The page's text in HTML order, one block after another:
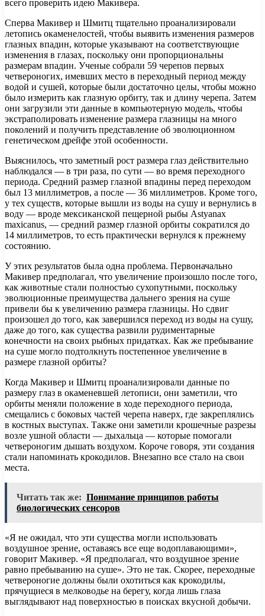
всего проверить идею Макивера.
Сперва Макивер и Шмитц тщательно проанализировали
летопись окаменелостей, чтобы выявить изменения размеров
глазных впадин, которые указывают на соответствующие
изменения в глазах, поскольку они пропорциональны
размерам впадин. Ученые собрали 59 черепов первых
четвероногих, имевших место в переходный период между
водой и сушей, которые были достаточно целы, чтобы можно
было измерить как глазную орбиту, так и длину черепа. Затем
они загрузили эти данные в компьютерную модель, чтобы
экстраполировать изменение размера глазницы на много
поколений и получить представление об эволюционном
генетическом дрейфе этой особенности.
Выяснилось, что заметный рост размера глаз действительно
наблюдался — в три раза, по сути — во время переходного
периода. Средний размер глазной впадины перед переходом
был 13 миллиметров, а после — 36 миллиметров. Кроме того,
у тех существ, которые вышли из воды на сушу и вернулись в
воду — вроде мексиканской пещерной рыбы Astyanax
maxicanus, — средний размер глазной орбиты сократился до
14 миллиметров, то есть практически вернулся к прежнему
состоянию.
У этих результатов была одна проблема. Первоначально
Макивер предполагал, что увеличение произошло после того,
как животные стали полностью сухопутными, поскольку
эволюционные преимущества дальнего зрения на суше
привели бы к увеличению размера глазницы. Но сдвиг
произошел до того, как завершился переход из воды на сушу,
даже до того, как существа развили рудиментарные
конечности на своих рыбных придатках. Как же пребывание
на суше могло подтолкнуть постепенное увеличение в
размере глазной орбиты?
Когда Макивер и Шмитц проанализировали данные по
размеру глаз в окаменевшей летописи, они заметили, что
орбиты меняли положение в ходе переходного периода,
смещались с боковых частей черепа наверх, где закреплялись
в костных выступах. Также они заметили крошечные разрезы
возле ушной области — дыхальца — которые помогали
четвероногим дышать воздухом. Короче говоря, эти создания
стали напоминать крокодилов. Внезапно все стало на свои
места.
Читать так же: Понимание принципов работы
биологических сенсоров
«Я не ожидал, что эти существа могли использовать
воздушное зрение, оставаясь все еще водоплавающими»,
говорит Макивер. «Я предполагал, что воздушное зрение
равно пребыванию на суше». Это не так. Скорее, переходные
четвероногие должны были охотиться как крокодилы,
прячущиеся в мелководье на берегу, когда лишь глаза
выглядывают над поверхностью в поисках вкусной добычи.